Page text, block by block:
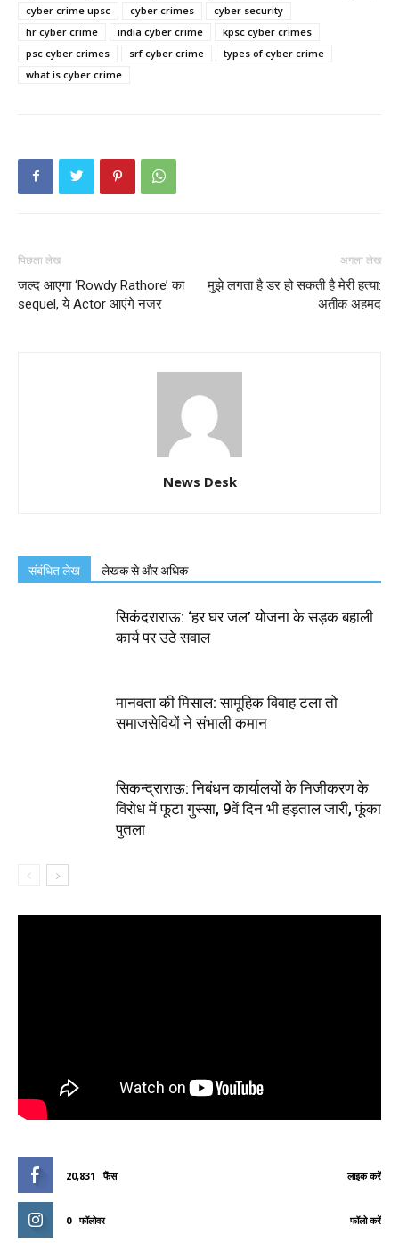
cyber crime upsc
cyber crimes
cyber security
hr cyber crime
india cyber crime
kpsc cyber crimes
psc cyber crimes
srf cyber crime
types of cyber crime
what is cyber crime
पिछला लेख
जल्द आएगा ‘Rowdy Rathore’ का
sequel, ये Actor आएंगे नजर
अगला लेख
मुझे लगता है डर हो सकती है मेरी हत्या:
अतीक अहमद
News Desk
संबंधित लेख लेखक से और अधिक
सिकंदराराऊ: ‘हर घर जल’ योजना के सड़क बहाली
कार्य पर उठे सवाल
मानवता की मिसाल: सामूहिक विवाह टला तो
समाजसेवियों ने संभाली कमान
सिकन्द्राराऊ: निबंधन कार्यालयों के निजीकरण के
विरोध में फूटा गुस्सा, 9वें दिन भी हड़ताल जारी, फूंका
पुतला
20,831 फैंस लाइक करें
0 फॉलोवर फॉलो करें